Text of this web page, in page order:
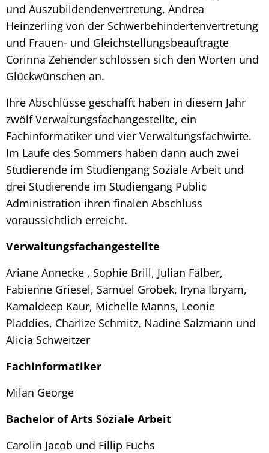
und Auszubildendenvertretung, Andrea
Heinzerling von der Schwerbehindertenvertretung
und Frauen- und Gleichstellungsbeauftragte
Corinna Zehender schlossen sich den Worten und
Glückwünschen an.
Ihre Abschlüsse geschafft haben in diesem Jahr
zwölf Verwaltungsfachangestellte, ein
Fachinformatiker und vier Verwaltungsfachwirte.
Im Laufe des Sommers haben dann auch zwei
Studierende im Studiengang Soziale Arbeit und
drei Studierende im Studiengang Public
Administration ihren finalen Abschluss
voraussichtlich erreicht.
Verwaltungsfachangestellte
Ariane Annecke , Sophie Brill, Julian Fälber,
Fabienne Griesel, Samuel Grobek, Iryna Ibryam,
Kamaldeep Kaur, Michelle Manns, Leonie
Pladdies, Charlize Schmitz, Nadine Salzmann und
Alicia Schweitzer
Fachinformatiker
Milan George
Bachelor of Arts Soziale Arbeit
Carolin Jacob und Fillip Fuchs